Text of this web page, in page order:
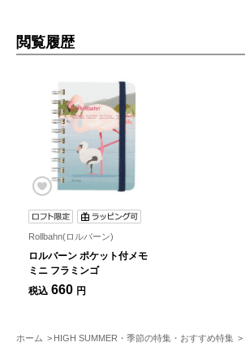
閲覧履歴
Rollbahn(ロルバーン)
ロルバーン ポケット付メモ
ミニ フラミンゴ
税込 660 円
ホーム HIGH SUMMER・季節の特集・おすすめ特集